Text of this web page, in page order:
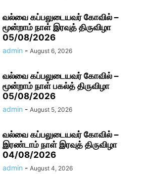
வல்வை கப்பலுடையவர் கோவில் –
மூன்றாம் நாள் இரவுத் திருவிழா
05/08/2026
admin - August 6, 2026
வல்வை கப்பலுடையவர் கோவில் –
மூன்றாம் நாள் பகல்த் திருவிழா
05/08/2026
admin - August 5, 2026
வல்வை கப்பலுடையவர் கோவில் –
இரண்டாம் நாள் இரவுத் திருவிழா
04/08/2026
admin - August 4, 2026